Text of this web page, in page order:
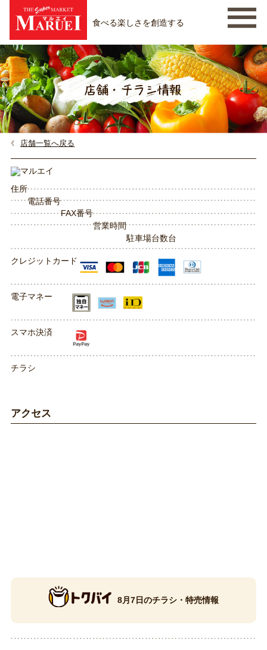
食べる楽しさを創造する
店舗一覧へ戻る
住所
電話番号
FAX番号
営業時間
駐車場台数台
クレジットカード
電子マネー
スマホ決済
チラシ
アクセス
8月7日のチラシ・特売情報